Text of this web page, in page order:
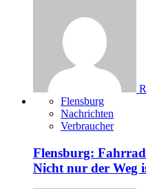
Flensburg
Nachrichten
Verbraucher
Flensburg:
Nicht nur der Weg